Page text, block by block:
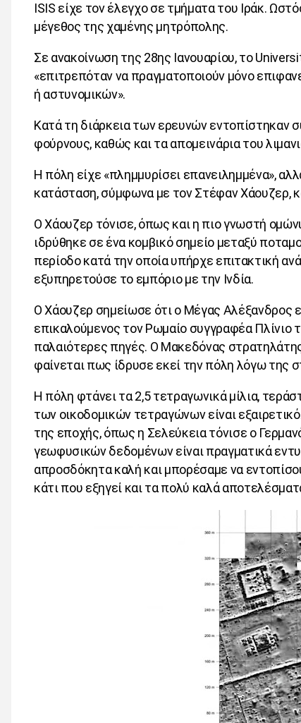
ISIS είχε τον έλεγχο σε τμήματα του Ιράκ.
μέγεθος της χαμένης μητρόπολης.
Σε ανακοίνωση της 28ης Ιανουαρίου, το
«επιτρεπόταν να πραγματοποιούν μόνο
ή αστυνομικών».
Κατά τη διάρκεια των ερευνών εντοπίστηκαν
φούρνους, καθώς και τα απομεινάρια του
Η πόλη είχε «πλημμυρίσει επανειλημμένα»,
κατάσταση, σύμφωνα με τον Στέφαν Χάουζερ,
Ο Χάουζερ τόνισε, όπως και η πιο γνωστή
ιδρύθηκε σε ένα κομβικό σημείο μεταξύ
περίοδο κατά την οποία υπήρχε επιτακτική
εξυπηρετούσε το εμπόριο με την Ινδία.
Ο Χάουζερ σημείωσε ότι ο Μέγας Αλέξανδρος
επικαλούμενος τον Ρωμαίο συγγραφέα Πλίνιο
παλαιότερες πηγές. Ο Μακεδόνας
φαίνεται πως ίδρυσε εκεί την πόλη λόγω της
Η πόλη φτάνει τα 2,5 τετραγωνικά μίλια,
των οικοδομικών τετραγώνων είναι
της εποχής, όπως η Σελεύκεια τόνισε ο
γεωφυσικών δεδομένων είναι πραγματικά
απροσδόκητα καλή και μπορέσαμε να
κάτι που εξηγεί και τα πολύ καλά